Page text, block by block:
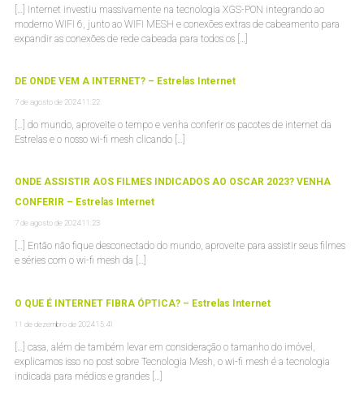
[…] Internet investiu massivamente na tecnologia XGS-PON integrando ao
moderno WIFI 6, junto ao WIFI MESH e conexões extras de cabeamento para
expandir as conexões de rede cabeada para todos os […]
DE ONDE VEM A INTERNET? – Estrelas Internet
7 de agosto de 2024 11:22
[…] do mundo, aproveite o tempo e venha conferir os pacotes de internet da
Estrelas e o nosso wi-fi mesh clicando […]
ONDE ASSISTIR AOS FILMES INDICADOS AO OSCAR 2023? VENHA
CONFERIR – Estrelas Internet
7 de agosto de 2024 11:23
[…] Então não fique desconectado do mundo, aproveite para assistir seus filmes
e séries com o wi-fi mesh da […]
O QUE É INTERNET FIBRA ÓPTICA? – Estrelas Internet
11 de dezembro de 2024 15:41
[…] casa, além de também levar em consideração o tamanho do imóvel,
explicamos isso no post sobre Tecnologia Mesh, o wi-fi mesh é a tecnologia
indicada para médios e grandes […]